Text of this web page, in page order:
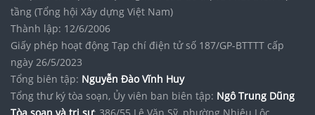
tầng (Tổng hội Xây dựng Việt Nam)
Thành lập: 12/6/2006
Giấy phép hoạt động Tạp chí điện tử số 187/GP-BTTTT cấp
ngày 26/5/2023
Tổng biên tập: Nguyễn Đào Vĩnh Huy
Tổng thư ký tòa soạn, Ủy viên ban biên tập: Ngô Trung Dũng